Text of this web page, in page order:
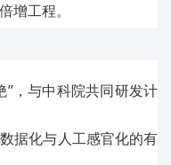
增工程。
”，与中科院共同研发计
据化与人工感官化的有